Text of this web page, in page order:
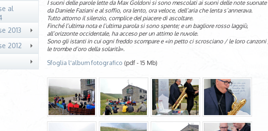
al
2013
2012
I suoni delle parole lette da Max Goldoni si sono mescolati ai suoni delle note suonate
da Daniele Faziani e al soffio, ora lento, ora veloce, dell’aria che lenta s’annerava.
Tutto attorno il silenzio, complice del piacere di ascoltare.
Finché l’ultima nota e l’ultima parola si sono spente; e un bagliore rosso laggiù,
all’orizzonte occidentale, ha acceso per un attimo le nuvole.
Sono gli istanti in cui ogni freddo scompare e «in petto ci scrosciano / le loro
le trombe d’oro della solarità».
Sfoglia l'album fotografico (pdf - 15 Mb)